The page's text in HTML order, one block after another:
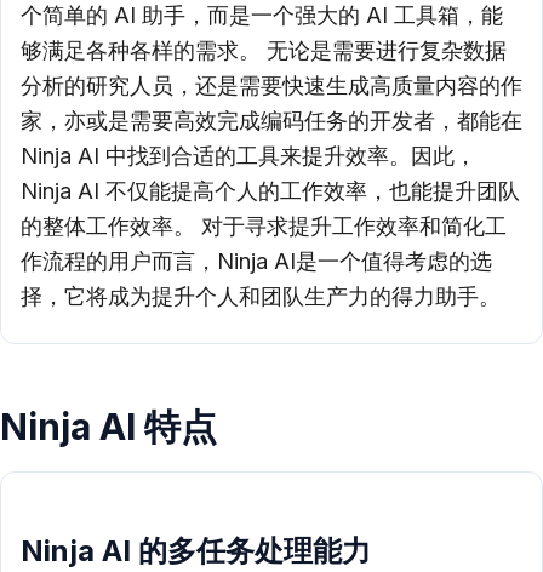
个简单的 AI 助手，而是一个强大的 AI 工具箱，能
够满足各种各样的需求。 无论是需要进行复杂数据
分析的研究人员，还是需要快速生成高质量内容的作
家，亦或是需要高效完成编码任务的开发者，都能在
Ninja AI 中找到合适的工具来提升效率。因此，
Ninja AI 不仅能提高个人的工作效率，也能提升团队
的整体工作效率。 对于寻求提升工作效率和简化工
作流程的用户而言，Ninja AI是一个值得考虑的选
择，它将成为提升个人和团队生产力的得力助手。
Ninja AI 特点
Ninja AI 的多任务处理能力